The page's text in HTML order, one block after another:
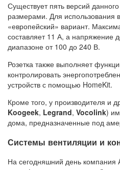
Существует пять версий
размерами. Для использования
«европейский» вариант.
составляет 11 А, а напряжение
диапазоне от 100 до 240 В.
Розетка также выполняет
контролировать
устройств с помощью HomeKit.
Кроме того, у производителя и
Koogeek, Legrand, Vocolink)
дома, предназначенные под
Системы вентиляции и
На сегодняшний день компания